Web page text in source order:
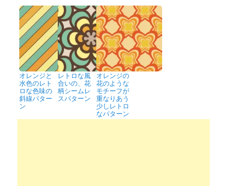
オレンジと
水色のレト
ロな色味の
斜線パター
ン
レトロな風
合いの、花
柄シームレ
スパターン
オレンジの
花のような
モチーフが
重なりあう
少しレトロ
なパターン